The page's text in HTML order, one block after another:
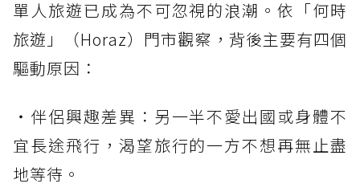
單人旅遊已成為不可忽視的浪潮。依「何時
旅遊」（Horaz）門市觀察，背後主要有四個
驅動原因：
・伴侶興趣差異：另一半不愛出國或身體不
宜長途飛行，渴望旅行的一方不想再無止盡
地等待。